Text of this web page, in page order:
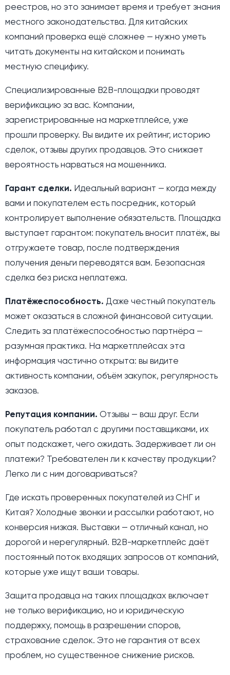
реестров, но это занимает время и требует знания
местного законодательства. Для китайских
компаний проверка ещё сложнее — нужно уметь
читать документы на китайском и понимать
местную специфику.
Специализированные B2B-площадки проводят
верификацию за вас. Компании,
зарегистрированные на маркетплейсе, уже
прошли проверку. Вы видите их рейтинг, историю
сделок, отзывы других продавцов. Это снижает
вероятность нарваться на мошенника.
Гарант сделки. Идеальный вариант — когда между
вами и покупателем есть посредник, который
контролирует выполнение обязательств. Площадка
выступает гарантом: покупатель вносит платёж, вы
отгружаете товар, после подтверждения
получения деньги переводятся вам. Безопасная
сделка без риска неплатежа.
Платёжеспособность. Даже честный покупатель
может оказаться в сложной финансовой ситуации.
Следить за платёжеспособностью партнёра —
разумная практика. На маркетплейсах эта
информация частично открыта: вы видите
активность компании, объём закупок, регулярность
заказов.
Репутация компании. Отзывы — ваш друг. Если
покупатель работал с другими поставщиками, их
опыт подскажет, чего ожидать. Задерживает ли он
платежи? Требователен ли к качеству продукции?
Легко ли с ним договариваться?
Где искать проверенных покупателей из СНГ и
Китая? Холодные звонки и рассылки работают, но
конверсия низкая. Выставки — отличный канал, но
дорогой и нерегулярный. B2B-маркетплейс даёт
постоянный поток входящих запросов от компаний,
которые уже ищут ваши товары.
Защита продавца на таких площадках включает
не только верификацию, но и юридическую
поддержку, помощь в разрешении споров,
страхование сделок. Это не гарантия от всех
проблем, но существенное снижение рисков.